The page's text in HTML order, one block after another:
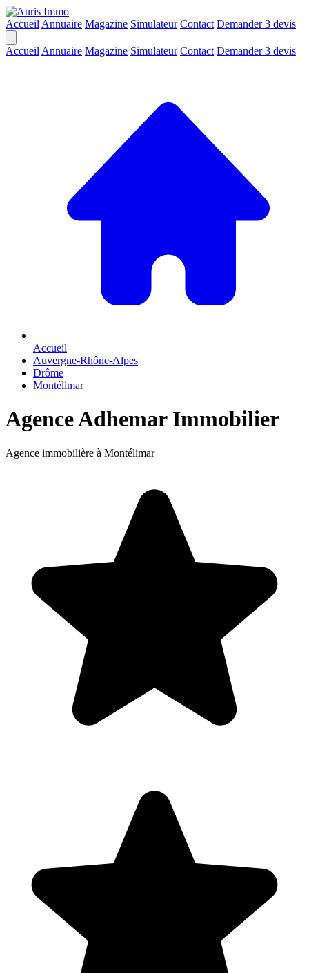
Accueil Annuaire Magazine Simulateur Contact Demander 3 devis
Accueil Annuaire Magazine Simulateur Contact Demander 3 devis
Accueil
Auvergne-Rhône-Alpes
Drôme
Montélimar
Agence Adhemar Immobilier
Agence immobilière à Montélimar